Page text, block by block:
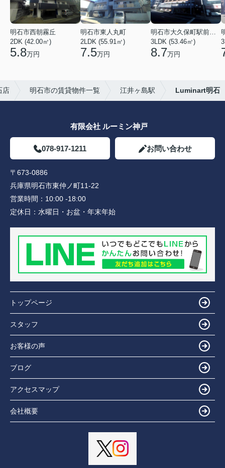
明石市西朝霧丘
2DK (42.00㎡)
5.8万円
明石市東人丸町
2LDK (55.91㎡)
7.5万円
明石市大久保町駅前２丁目
3LDK (53.46㎡)
8.7万円
店 明石市の賃貸物件一覧 江井ヶ島駅 Luminart明石
有限会社 ルーミン神戸
078-917-1211 お問い合わせ
〒673-0886
兵庫県明石市東仲ノ町11-22
営業時間： 10:00 -18:00
定休日： 水曜日・お盆・年末年始
トップページ
スタッフ
お客様の声
ブログ
アクセスマップ
会社概要